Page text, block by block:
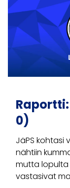
Raportti:
0)
JäPS kohtasi
nähtiin
mutta lopulta
vastasivat